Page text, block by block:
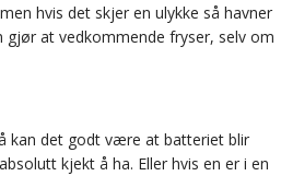
hvis det skjer en ulykke så havner
at vedkommende fryser, selv om
kan det godt være at batteriet blir
kjekt å ha. Eller hvis en er i en